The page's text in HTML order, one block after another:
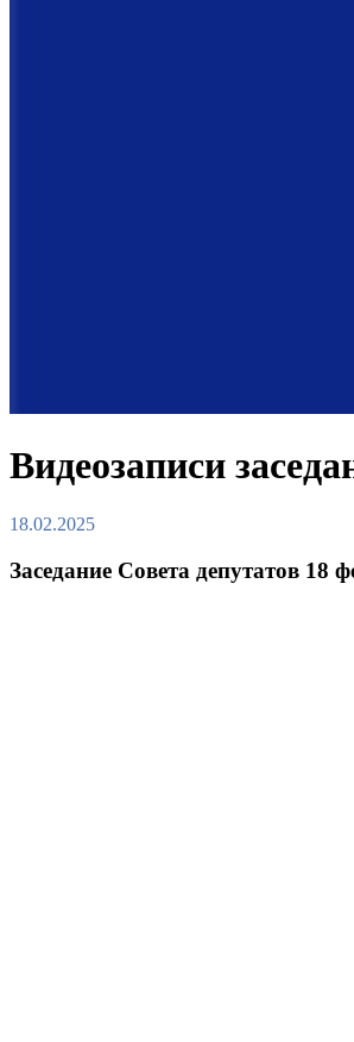
Видеозаписи
18.02.2025
Заседание Совета депутатов 18